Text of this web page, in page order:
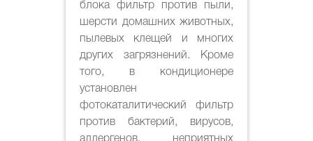
блока фильтр против пыли,
шерсти домашних животных,
пылевых клещей и многих
других загрязнений. Кроме
того, в кондиционере
установлен
фотокаталитический фильтр
против бактерий, вирусов,
аллергенов, неприятных